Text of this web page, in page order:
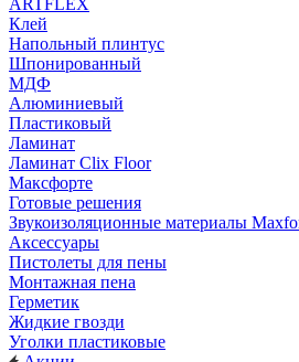
ARTFLEX
Клей
Напольный плинтус
Шпонированный
МДФ
Алюминиевый
Пластиковый
Ламинат
Ламинат Clix Floor
Максфорте
Готовые решения
Звукоизоляционные материалы
Аксессуары
Пистолеты для пены
Монтажная пена
Герметик
Жидкие гвозди
Уголки пластиковые